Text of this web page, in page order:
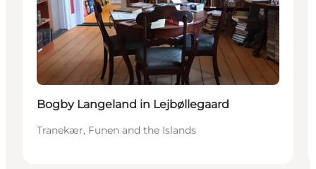
Bogby Langeland in Lejbøllegaard
Tranekær, Funen and the Islands